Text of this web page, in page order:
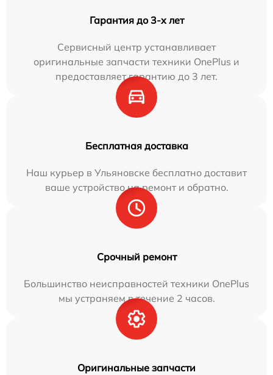
Гарантия до 3-х лет
Сервисный центр устанавливает
оригинальные запчасти техники OnePlus и
предоставляет гарантию до 3 лет.
Бесплатная доставка
Наш курьер в Ульяновске бесплатно доставит
ваше устройство на ремонт и обратно.
Срочный ремонт
Большинство неисправностей техники OnePlus
мы устраняем в течение 2 часов.
Оригинальные запчасти